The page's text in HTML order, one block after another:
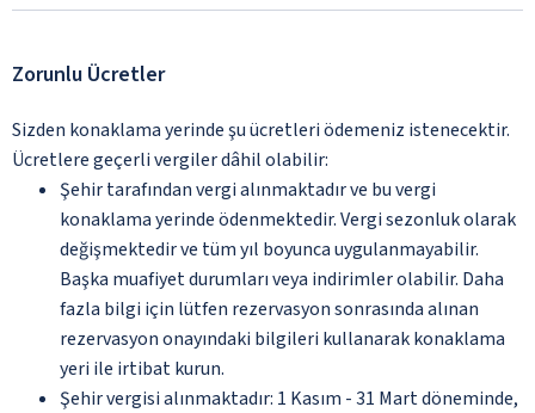
Zorunlu Ücretler
Sizden konaklama yerinde şu ücretleri ödemeniz istenecektir.
Ücretlere geçerli vergiler dâhil olabilir:
Şehir tarafından vergi alınmaktadır ve bu vergi
konaklama yerinde ödenmektedir. Vergi sezonluk olarak
değişmektedir ve tüm yıl boyunca uygulanmayabilir.
Başka muafiyet durumları veya indirimler olabilir. Daha
fazla bilgi için lütfen rezervasyon sonrasında alınan
rezervasyon onayındaki bilgileri kullanarak konaklama
yeri ile irtibat kurun.
Şehir vergisi alınmaktadır: 1 Kasım - 31 Mart döneminde,